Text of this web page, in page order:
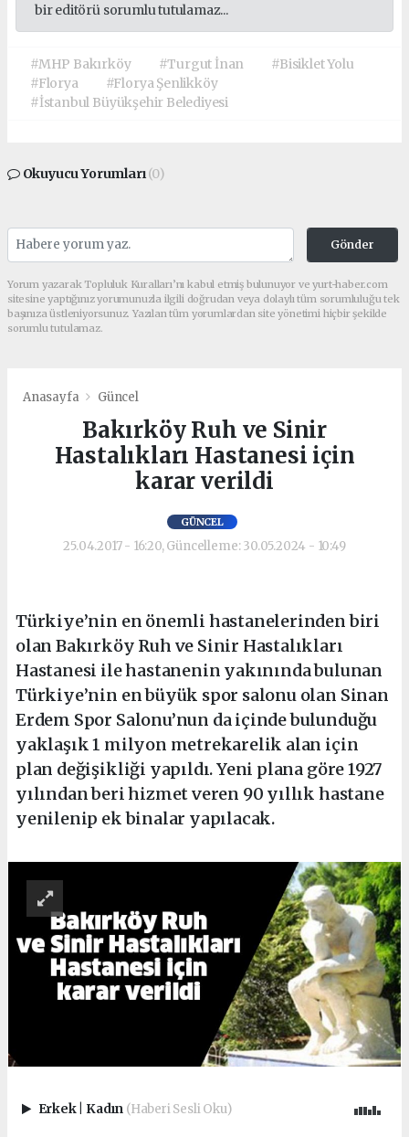
bir editörü sorumlu tutulamaz...
#MHP Bakırköy #Turgut İnan
#Bisiklet Yolu
#Florya
#Florya Şenlikköy
#İstanbul Büyükşehir Belediyesi
Okuyucu Yorumları(0)
Gönder
Yorum yazarak Topluluk Kuralları’nı kabul etmiş bulunuyor ve yurt-haber.com
sitesine yaptığınız yorumunuzla ilgili doğrudan veya dolaylı tüm sorumluluğu tek
başınıza üstleniyorsunuz. Yazılan tüm yorumlardan site yönetimi hiçbir şekilde
sorumlu tutulamaz.
Anasayfa Güncel
Bakırköy Ruh ve Sinir
Hastalıkları Hastanesi için
karar verildi
GÜNCEL
25.04.2017 - 16:20, Güncelleme: 30.05.2024 - 10:49
Türkiye’nin en önemli hastanelerinden biri
olan Bakırköy Ruh ve Sinir Hastalıkları
Hastanesi ile hastanenin yakınında bulunan
Türkiye’nin en büyük spor salonu olan Sinan
Erdem Spor Salonu’nun da içinde bulunduğu
yaklaşık 1 milyon metrekarelik alan için
plan değişikliği yapıldı. Yeni plana göre 1927
yılından beri hizmet veren 90 yıllık hastane
yenilenip ek binalar yapılacak.
Erkek Kadın (Haberi Sesli Oku)